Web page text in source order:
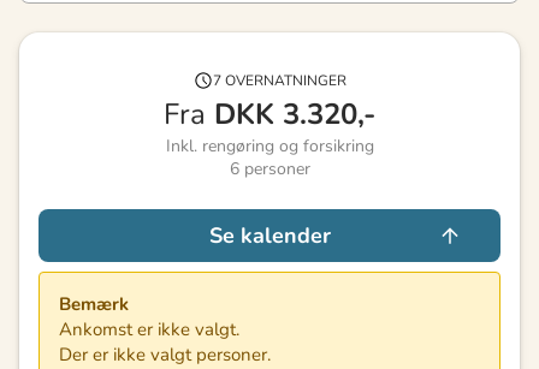
7 OVERNATNINGER
Fra DKK 3.320,-
Inkl. rengøring og forsikring
6 personer
Se kalender
Bemærk
Ankomst er ikke valgt.
Der er ikke valgt personer.